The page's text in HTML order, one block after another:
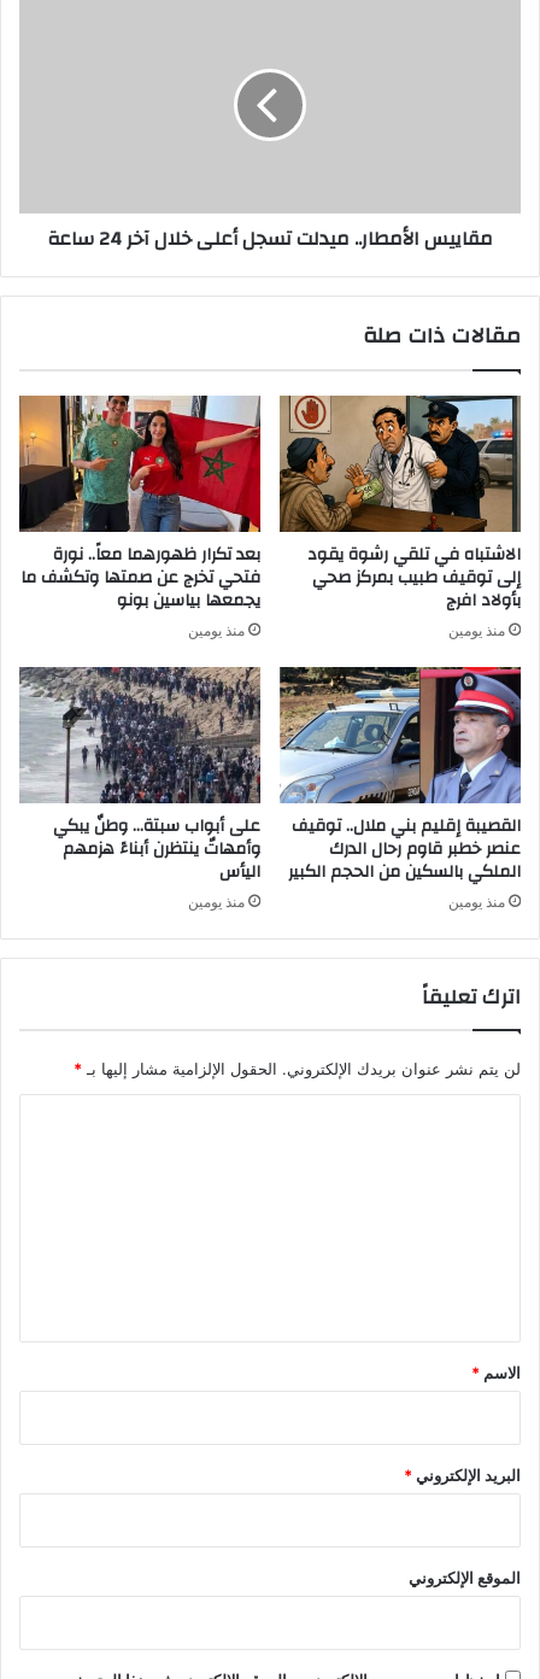
مقاييس الأمطار.. ميدلت تسجل أعلى خلال آخر 24 ساعة
مقالات ذات صلة
الاشتباه في تلقي رشوة يقود
إلى توقيف طبيب بمركز صحي
بأولاد افرج
منذ يومين
بعد تكرار ظهورهما معاً.. نورة
فتحي تخرج عن صمتها وتكشف ما
يجمعها بياسين بونو
منذ يومين
القصيبة إقليم بني ملال.. توقيف
عنصر خطبر قاوم رحال الدرك
الملكي بالسكين من الحجم الكبير
منذ يومين
على أبواب سبتة… وطنٌ يبكي
وأمهاتٌ ينتظرن أبناءً هزمهم
اليأس
منذ يومين
اترك تعليقاً
لن يتم نشر عنوان بريدك الإلكتروني. الحقول الإلزامية مشار إليها بـ *
*
الاسم *
البريد الإلكتروني*
الموقع الإلكتروني